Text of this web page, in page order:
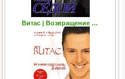
Витас | Возвращение …